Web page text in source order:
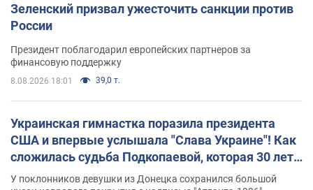
Зеленский призвал ужесточить санкции против
России
Президент поблагодарил европейских партнеров за
финансовую поддержку
8.08.2026 18:01 39,0 т.
Украинская гимнастка поразила президента
США и впервые услышала "Слава Украине"! Как
сложилась судьба Подкопаевой, которая 30 лет
назад завоевала "золото" Олимпиады
У поклонников девушки из Донецка сохранился большой